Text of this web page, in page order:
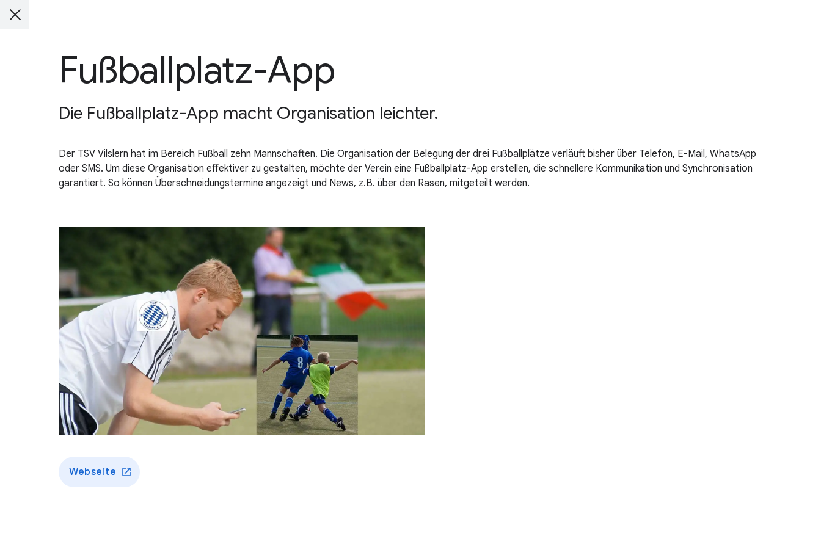
Fußballplatz-App
Die Fußballplatz-App macht Organisation leichter.
Der TSV Vilslern hat im Bereich Fußball zehn Mannschaften. Die Organisation der Belegung der drei Fußballplätze verläuft bisher über Telefon, E-Mail, WhatsApp
oder SMS. Um diese Organisation effektiver zu gestalten, möchte der Verein eine Fußballplatz-App erstellen, die schnellere Kommunikation und Synchronisation
garantiert. So können Überschneidungstermine angezeigt und News, z.B. über den Rasen, mitgeteilt werden.
Webseite